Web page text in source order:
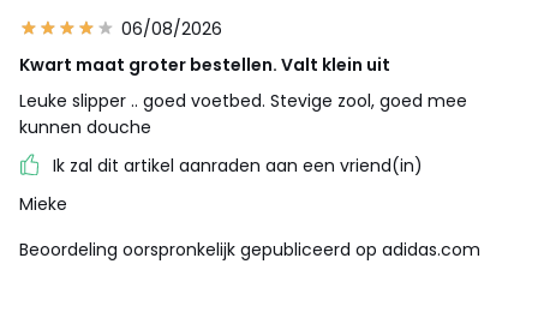
06/08/2026
Kwart maat groter bestellen. Valt klein uit
Leuke slipper .. goed voetbed. Stevige zool, goed mee
kunnen douche
Ik zal dit artikel aanraden aan een vriend(in)
Mieke
Beoordeling oorspronkelijk gepubliceerd op adidas.com